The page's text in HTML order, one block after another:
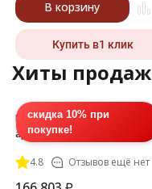
В корзину
Купить в1 клик
Хиты продаж
скидка 10% при
покупке!
Полимер ДМ (DM), 217, 1 л,
арт. DM-020L-217
4.8 Отзывов ещё нет